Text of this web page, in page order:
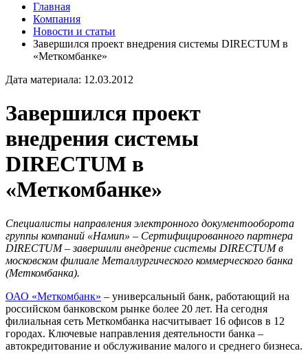
Главная
Компания
Новости и статьи
Завершился проект внедрения системы DIRECTUM в
«Меткомбанке»
Дата материала: 12.03.2012
Завершился проект
внедрения системы
DIRECTUM в
«Меткомбанке»
Специалисты направления электронного документооборота
группы компаний «Намип» – Сертифицированного партнера
DIRECTUM – завершили внедрение системы DIRECTUM в
московском филиале Металлургического коммерческого банка
(Меткомбанка).
ОАО «Меткомбанк» – универсальный банк, работающий на
российском банковском рынке более 20 лет. На сегодня
филиальная сеть Меткомбанка насчитывает 16 офисов в 12
городах. Ключевые направления деятельности банка –
автокредитование и обслуживание малого и среднего бизнеса.